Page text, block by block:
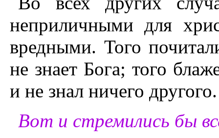
неприличными для
вредными. Того
не знает Бога; того
и не знал ничего другого.
Вот и стремились бы